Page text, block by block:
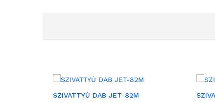
SZIVATTYÚ DAB JET-82M